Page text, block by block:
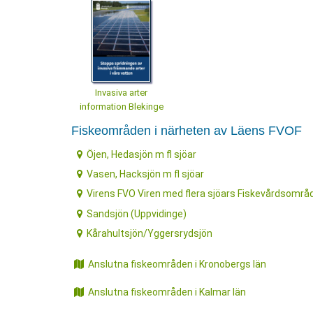
Invasiva arter
information Blekinge
Fiskeområden i närheten av Läens FVOF
Öjen, Hedasjön m fl sjöar
Vasen, Hacksjön m fl sjöar
Virens FVO Viren med flera sjöars
Sandsjön (Uppvidinge)
Kårahultsjön/Yggersrydsjön
Anslutna fiskeområden i Kronobergs län
Anslutna fiskeområden i Kalmar län